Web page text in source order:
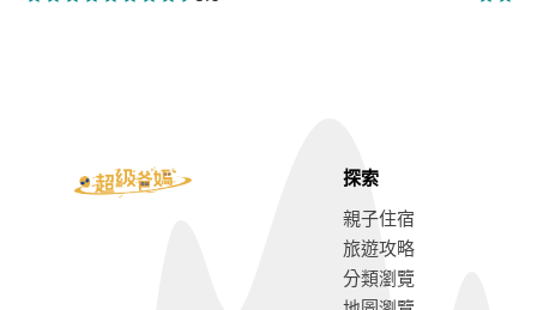
探索
親子住宿
旅遊攻略
分類瀏覽